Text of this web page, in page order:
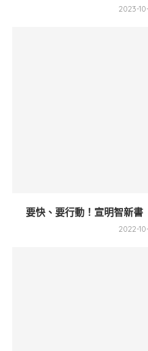
2023-
要快、要行動！宣明智新書
2022-